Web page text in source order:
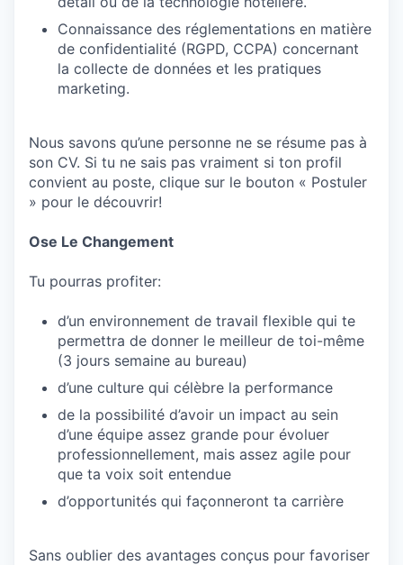
Connaissance des réglementations en matière
de confidentialité (RGPD, CCPA) concernant
la collecte de données et les pratiques
marketing.
Nous savons qu’une personne ne se résume pas à
son CV. Si tu ne sais pas vraiment si ton profil
convient au poste, clique sur le bouton « Postuler
» pour le découvrir!
Ose Le Changement
Tu pourras profiter:
d’un environnement de travail flexible qui te
permettra de donner le meilleur de toi-même
(3 jours semaine au bureau)
d’une culture qui célèbre la performance
de la possibilité d’avoir un impact au sein
d’une équipe assez grande pour évoluer
professionnellement, mais assez agile pour
que ta voix soit entendue
d’opportunités qui façonneront ta carrière
Sans oublier des avantages conçus pour favoriser